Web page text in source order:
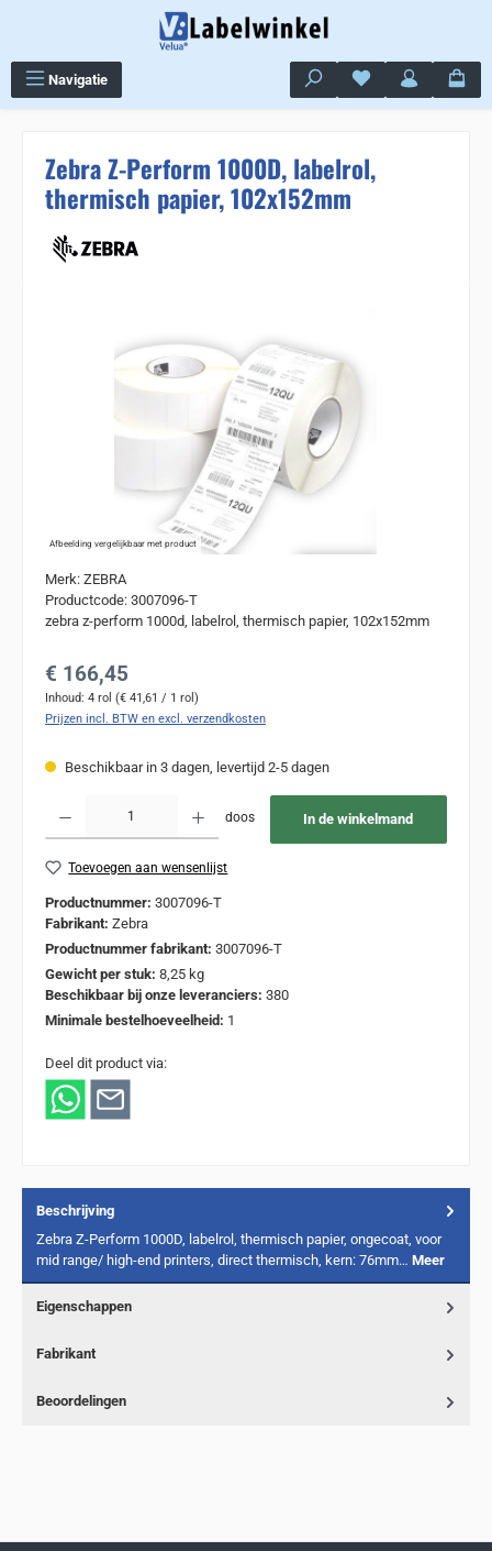
Navigatie Je hebt 0 items op
Zebra Z-Perform 1000D, labelrol,
thermisch papier, 102x152mm
Afbeelding vergelijkbaar met product
Merk: ZEBRA
Productcode: 3007096-T
zebra z-perform 1000d, labelrol, thermisch papier, 102x152mm
Normale prijs:
€ 166,45
Inhoud: 4 rol (€ 41,61 / 1 rol)
Prijzen incl. BTW en excl. verzendkosten
Beschikbaar in 3 dagen, levertijd 2-5 dagen
doos In de winkelmand
Toevoegen aan wensenlijst
Productnummer: 3007096-T
Fabrikant: Zebra
Productnummer fabrikant: 3007096-T
Gewicht per stuk: 8,25 kg
Beschikbaar bij onze leveranciers: 380
Minimale bestelhoeveelheid: 1
Deel dit product via:
Beschrijving
Zebra Z-Perform 1000D, labelrol, thermisch papier, ongecoat, voor
mid range/ high-end printers, direct thermisch, kern: 76mm… Meer
Eigenschappen
Fabrikant
Beoordelingen